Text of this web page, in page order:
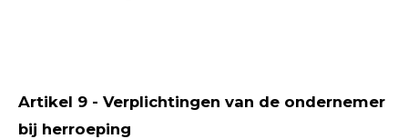
Artikel 9 - Verplichtingen van de ondernemer
bij herroeping